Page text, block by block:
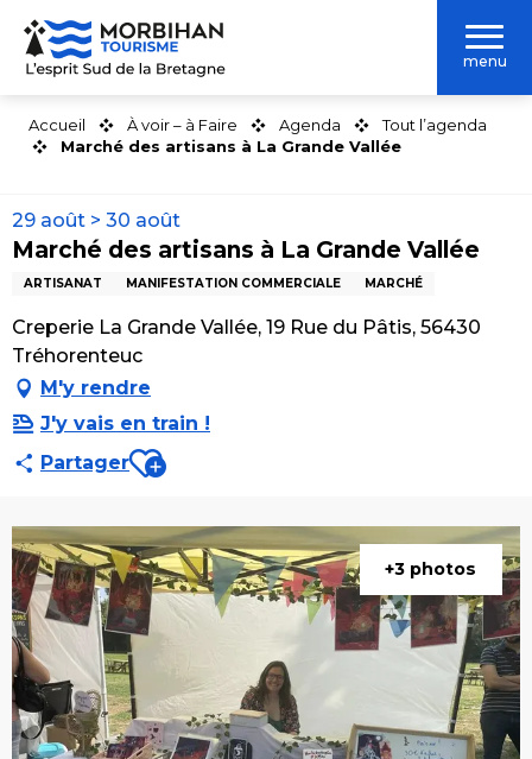
Aller
contenu
menu
Accueil À voir – à Faire Agenda
Tout l’agenda
Marché des artisans à La Grande Vallée
29 août > 30 août
Marché des artisans à La Grande Vallée
ARTISANAT MANIFESTATION COMMERCIALE MARCHÉ
Creperie La Grande Vallée, 19 Rue du Pâtis, 56430
Tréhorenteuc
M'y rendre
J'y vais en train !
PartagerAjouter aux favoris
+3 photos